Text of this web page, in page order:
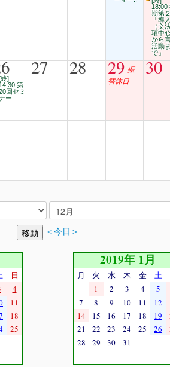
18:00
期第
「導
（文
項中
から
活動
で」
]
14:30 第
回セミ
ー
27 28 29 振
替休日
30
＜今日＞
日
4
11
18
25
2019年 1月
月 火 水 木 金 土
1
2 3 4
5
7
8 9 10 11 12
14
15 16 17 18 19
21
22 23 24 25 26
28
29 30 31